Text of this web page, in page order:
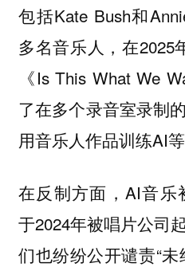
包括Kate Bush和
多名音乐人，在2025
《Is This What We
了在多个录音室录制
用音乐人作品训练AI等
在反制方面，AI音乐
于2024年被唱片公司
们也纷纷公开谴责“